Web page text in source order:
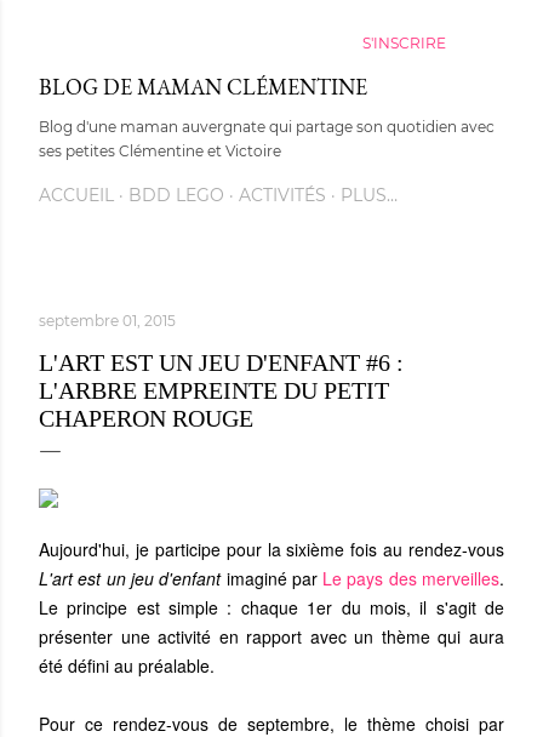
Accéder au contenu principal
S'INSCRIRE
BLOG DE MAMAN CLÉMENTINE
Blog d'une maman auvergnate qui partage son quotidien avec
ses petites Clémentine et Victoire
ACCUEIL BDD LEGO ACTIVITÉS PLUS…
septembre 01, 2015
L'ART EST UN JEU D'ENFANT #6 :
L'ARBRE EMPREINTE DU PETIT
CHAPERON ROUGE
Aujourd'hui, je participe pour la sixième fois au rendez-vous
L'art est un jeu d'enfantimaginé par Le pays des merveilles.
Le principe est simple : chaque 1er du mois, il s'agit de
présenter une activité en rapport avec un thème qui aura
été défini au préalable.
Pour ce rendez-vous de septembre, le thème choisi par